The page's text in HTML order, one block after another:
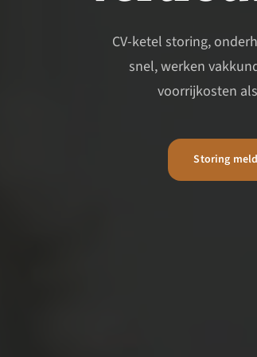
CV-ketel storing,
snel, werken
voorrijkosten
Storing